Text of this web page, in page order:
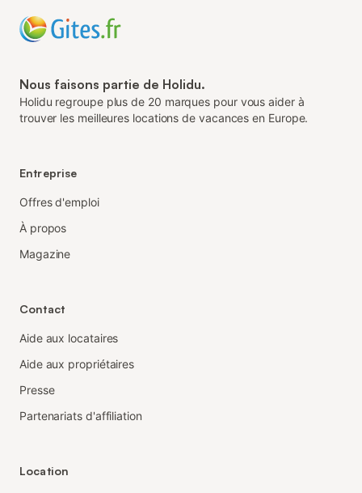
Nous faisons partie de Holidu.
Holidu regroupe plus de 20 marques pour vous aider à
trouver les meilleures locations de vacances en Europe.
Entreprise
Offres d'emploi
À propos
Magazine
Contact
Aide aux locataires
Aide aux propriétaires
Presse
Partenariats d'affiliation
Location